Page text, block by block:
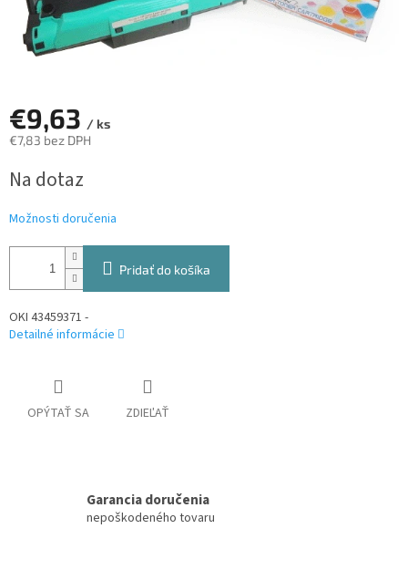
€9,63 / ks
€7,83 bez DPH
cena:
Na dotaz
Možnosti doručenia
Pridať do košíka
OKI 43459371 -
Detailné informácie
OPÝTAŤ SA ZDIEĽAŤ
Garancia doručenia
nepoškodeného tovaru